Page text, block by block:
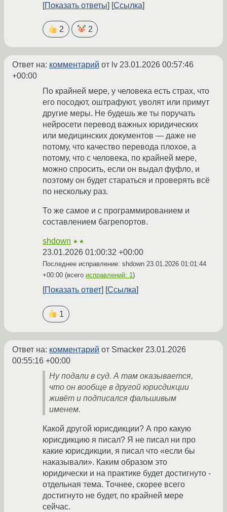
Показать ответы
Ссылка
2 2
Ответ на: комментарий от lv 23.01.2026 00:57:46
+00:00
По крайней мере, у человека есть страх, что
его посодют, оштрафуют, уволят или примут
другие меры. Не будешь же ты поручать
нейросети перевод важных юридических
или медицинских документов — даже не
потому, что качество перевода плохое, а
потому, что с человека, по крайней мере,
можно спросить, если он выдал фуфло, и
поэтому он будет стараться и проверять всё
по нескольку раз.
То же самое и с программированием и
составлением багрепортов.
shdown ★★
23.01.2026 01:00:32 +00:00
Последнее исправление: shdown 23.01.2026 01:01:44
+00:00 (всего исправлений: 1)
Показать ответ Ссылка
1
Ответ на: комментарий от Smacker 23.01.2026
00:55:16 +00:00
Ну подали в суд. А там оказывается,
что он вообще в другой юрисдикции
живёт и подписался фальшивым
именем.
Какой другой юрисдикции? А про какую
юрисдикцию я писал? Я не писал ни про
какие юрисдикции, я писал что «если бы
наказывали». Каким образом это
юридически и на практике будет достигнуто -
отдельная тема. Точнее, скорее всего
достигнуто не будет, по крайней мере
сейчас.